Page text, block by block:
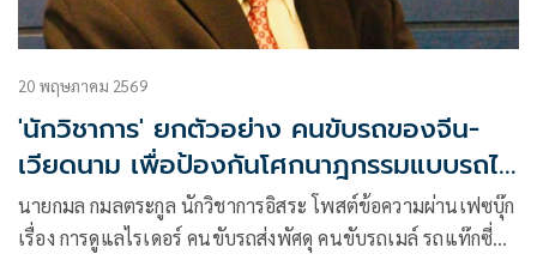
20 พฤษภาคม 2569
'นักวิชาการ' ยกตัวอย่าง คนขับรถของจีน-
เวียดนาม เพื่อป้องกันโศกนาฎกรรมแบบรถไฟ
ชนรถเมล์
นายกมล กมลตระกูล นักวิชาการอิสระ โพสต์ข้อความผ่านเฟซบุ๊ก
เรื่อง การดูแลไรเดอร์ คนขับรถส่งพัศดุ คนขับรถเมล์ รถแท๊กซี่